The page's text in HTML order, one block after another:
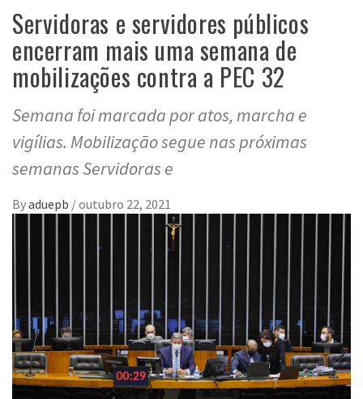
Servidoras e servidores públicos
encerram mais uma semana de
mobilizações contra a PEC 32
Semana foi marcada por atos, marcha e
vigílias. Mobilização segue nas próximas
semanas Servidoras e
Byaduepb /outubro 22, 2021